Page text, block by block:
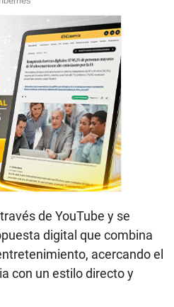
de YouTube y se
digital que combina
acercando el
con un estilo directo y